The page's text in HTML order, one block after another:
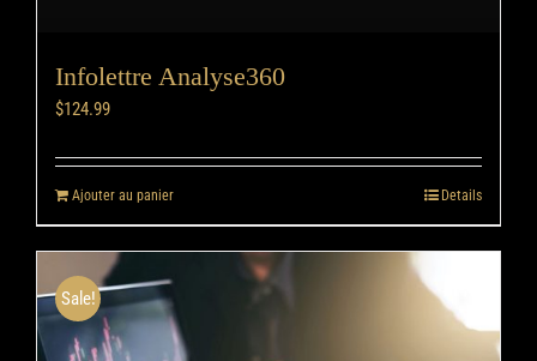
Infolettre Analyse360
$124.99
Ajouter au panier Details
Sale!